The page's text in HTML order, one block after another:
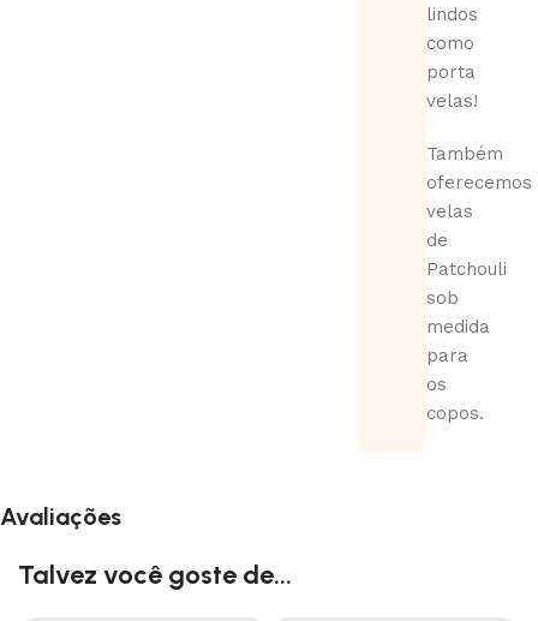
lindos
como
porta
velas!
Também
oferecemos
velas
de
Patchouli
sob
medida
para
os
copos.
Avaliações
Talvez você goste de...